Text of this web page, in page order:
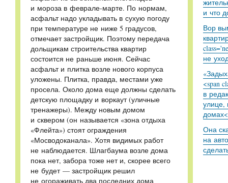
и мороза в феврале-марте. По нормам,
асфальт надо укладывать в сухую погоду
при температуре не ниже 5 градусов,
отмечает застройщик. Поэтому передача
дольщикам строительства квартир
состоится не раньше июня. Сейчас
асфальт и плитка возле нового корпуса
уложены. Плитка, правда, местами уже
просела. Около дома еще должны сделать
детскую площадку и воркаут (уличные
тренажеры). Между новым домом
и сквером (он называется «зона отдыха
«Флейта») стоят ограждения
«Мосводоканала». Хотя видимых работ
не наблюдается. Шлагбаума возле дома
пока нет, забора тоже нет и, скорее всего
не будет — застройщик решил
не огораживать два последних дома
и что
Вор
не
<span
в
улице,
Она
на